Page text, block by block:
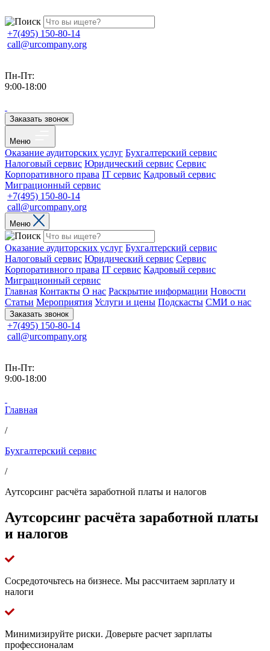
+7(495) 150-80-14
call@urcompany.org
Пн-Пт:
9:00-18:00
Заказать звонок
Меню
Оказание аудиторских услуг Бухгалтерский сервис
Налоговый сервис Юридический сервис Сервис
Корпоративного права IT сервис Кадровый сервис
Миграционный сервис
+7(495) 150-80-14
call@urcompany.org
Меню
Оказание аудиторских услуг Бухгалтерский сервис
Налоговый сервис Юридический сервис Сервис
Корпоративного права IT сервис Кадровый сервис
Миграционный сервис
Главная Контакты О нас Раскрытие информации Новости
Статьи Мероприятия Услуги и цены Подскасты СМИ о нас
Заказать звонок
+7(495) 150-80-14
call@urcompany.org
Пн-Пт:
9:00-18:00
Главная
/
Бухгалтерский сервис
/
Аутсорсинг расчёта заработной платы и налогов
Аутсорсинг расчёта заработной платы
и налогов
Сосредоточьтесь на бизнесе. Мы рассчитаем зарплату и
налоги
Минимизируйте риски. Доверьте расчет зарплаты
профессионалам